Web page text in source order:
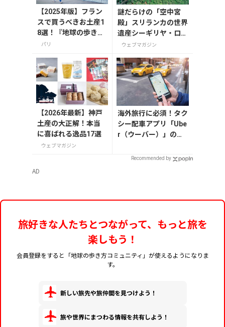
【2025年版】フラン
スで買うべきお土産1
8選！『地球の歩き
方』編集者おすすめ
を紹介
パリ
謎だらけの「空中宮
殿」スリランカの世界
遺産シーギリヤ・ロッ
ク登頂に挑戦！
ウェブマガジン
【2026年最新】神戸
土産の大正解！本当
に喜ばれる逸品17選
ウェブマガジン
海外旅行に必須！タク
シー配車アプリ「Ube
r（ウーバー）」の登
Recommended by
AD
旅好きな人たちとつながって、もっと旅を
楽しもう！
会員登録をすると「地球の歩き方コミュニティ」が使えるようになりま
す。
新しい旅先や旅仲間を見つけよう！
旅や世界にまつわる情報を共有しよう！